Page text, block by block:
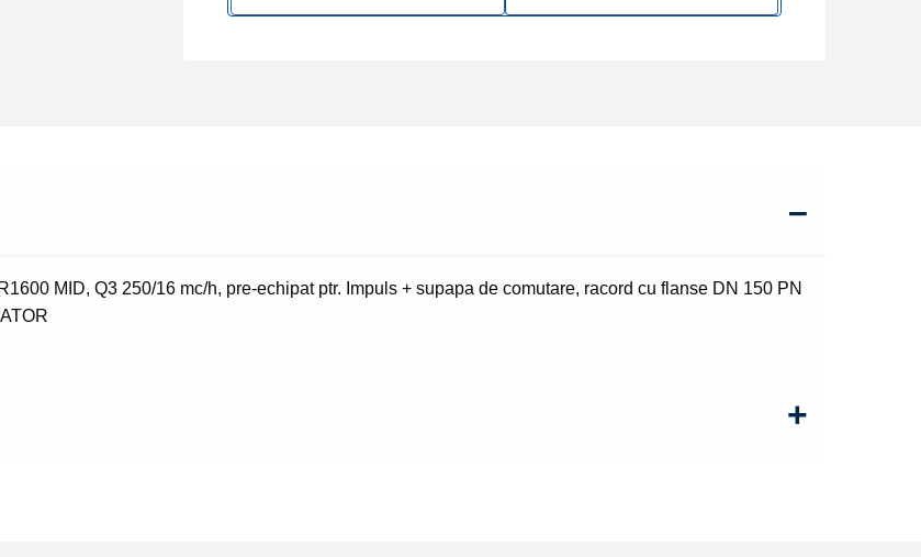
NKP
MID, Q3 250/16 mc/h, pre-echipat ptr. Impuls + supapa de comutare, racord cu flanse DN 150 PN